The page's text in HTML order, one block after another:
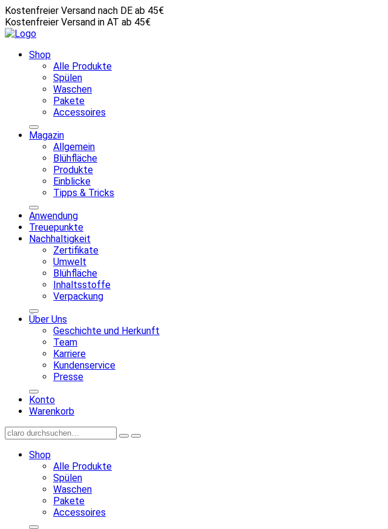
Kostenfreier Versand nach DE ab 45€
Kostenfreier Versand in AT ab 45€
Shop
Alle Produkte
Spülen
Waschen
Pakete
Accessoires
Magazin
Allgemein
Blühfläche
Produkte
Einblicke
Tipps & Tricks
Anwendung
Treuepunkte
Nachhaltigkeit
Zertifikate
Umwelt
Blühfläche
Inhaltsstoffe
Verpackung
Über Uns
Geschichte und Herkunft
Team
Karriere
Kundenservice
Presse
Konto
Warenkorb
Shop
Alle Produkte
Spülen
Waschen
Pakete
Accessoires